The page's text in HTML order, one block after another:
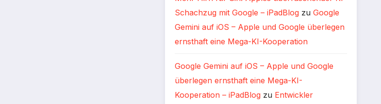
Schachzug mit Google – iPadBlog zuGoogle
Gemini auf iOS – Apple und Google überlegen
ernsthaft eine Mega-KI-Kooperation
Google Gemini auf iOS – Apple und Google
überlegen ernsthaft eine Mega-KI-
Kooperation – iPadBlog zu Entwickler